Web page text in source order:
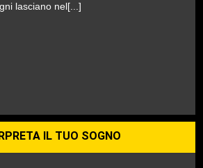
lasciano nel[...]
IL TUO SOGNO